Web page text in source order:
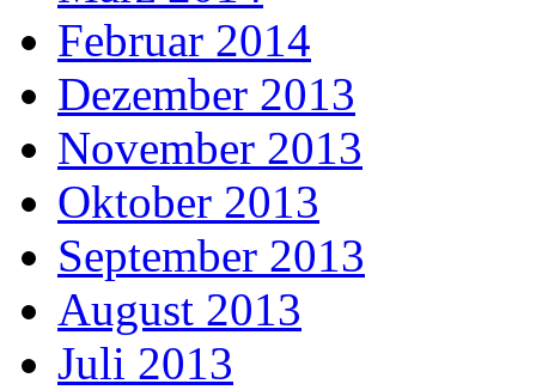
Februar 2014
Dezember 2013
November 2013
Oktober 2013
September 2013
August 2013
Juli 2013